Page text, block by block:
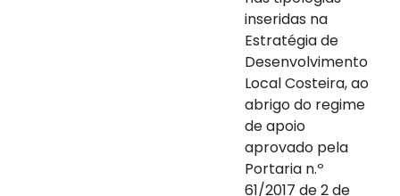
inseridas na
Estratégia de
Desenvolvimento
Local Costeira, ao
abrigo do regime
de apoio
aprovado pela
Portaria n.º
61/2017 de 2 de